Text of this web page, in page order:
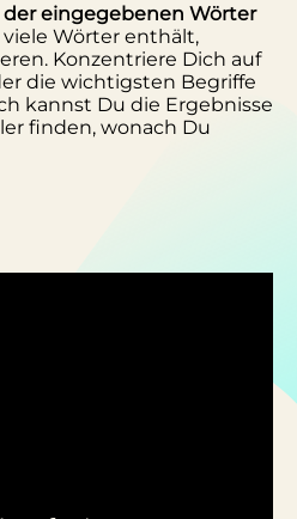
der eingegebenen Wörter
Wörter enthält,
Konzentriere Dich auf
die wichtigsten Begriffe
kannst Du die Ergebnisse
finden, wonach Du